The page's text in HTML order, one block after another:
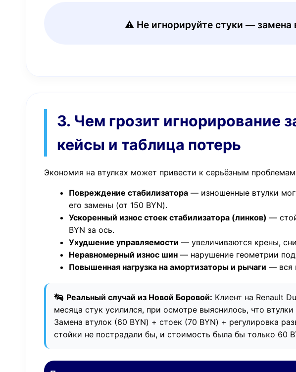
⚠️ Не игнорируйте стуки — замена
3. Чем грозит игнорирование
кейсы и таблица потерь
Экономия на втулках может привести к серьёзным
Повреждение стабилизатора — изношенные втулки
его замены (от 150 BYN).
Ускоренный износ стоек стабилизатора (линков) —
BYN за ось.
Ухудшение управляемости — увеличиваются крены,
Неравномерный износ шин — нарушение геометрии
Повышенная нагрузка на амортизаторы и рычаги — вся
Реальный случай из Новой Боровой: Клиент на Renault
месяца стук усилился, при осмотре выяснилось, что
Замена втулок (60 BYN) + стоек (70 BYN) + регулировка
стойки не пострадали бы, и стоимость была бы только 60